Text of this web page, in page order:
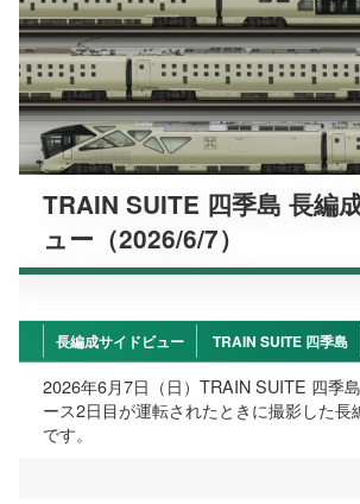
TRAIN SUITE 四季島 長編
ュー（2026/6/7）
長編成サイドビュー TRAIN SUITE 四季島
2026年6月7日（日）TRAIN SUITE 四季
ース2日目が運転されたときに撮影した長
です。